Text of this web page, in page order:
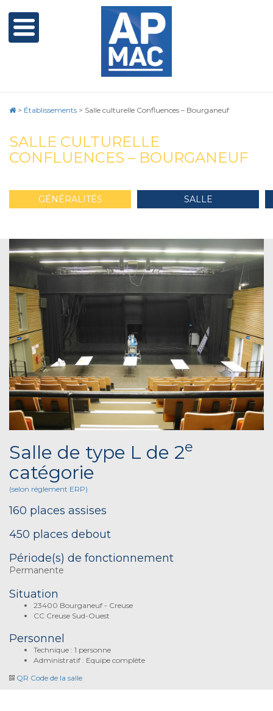
> Établissements > Salle culturelle Confluences – Bourganeuf
SALLE CULTURELLE
CONFLUENCES – BOURGANEUF
GÉNÉRALITÉS SALLE
Salle de type L de 2e
catégorie
(selon réglement ERP)
160 places assises
450 places debout
Période(s) de fonctionnement
Permanente
Situation
23400 Bourganeuf - Creuse
CC Creuse Sud-Ouest
Personnel
Technique : 1 personne
Administratif : Equipe complète
QR Code de la salle